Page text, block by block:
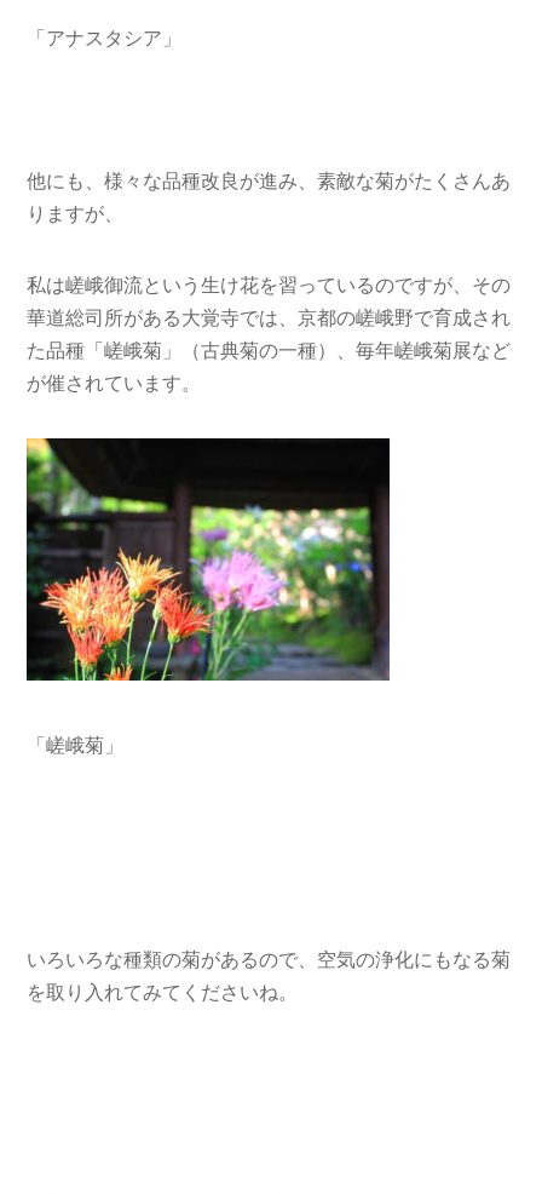
「アナスタシア」
他にも、様々な品種改良が進み、素敵な菊がたくさんあ
りますが、
私は嵯峨御流という生け花を習っているのですが、その
華道総司所がある大覚寺では、京都の嵯峨野で育成され
た品種「嵯峨菊」（古典菊の一種）、毎年嵯峨菊展など
が催されています。
「嵯峨菊」
いろいろな種類の菊があるので、空気の浄化にもなる菊
を取り入れてみてくださいね。